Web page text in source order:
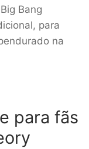
Bang
para
na
para fãs